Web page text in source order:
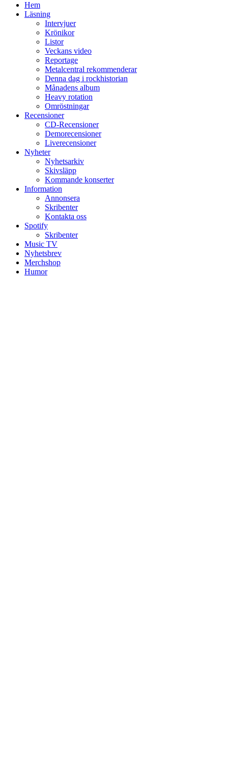
Hem
Läsning
Intervjuer
Krönikor
Listor
Veckans video
Reportage
Metalcentral rekommenderar
Denna dag i rockhistorian
Månadens album
Heavy rotation
Omröstningar
Recensioner
CD-Recensioner
Demorecensioner
Liverecensioner
Nyheter
Nyhetsarkiv
Skivsläpp
Kommande konserter
Information
Annonsera
Skribenter
Kontakta oss
Spotify
Skribenter
Music TV
Nyhetsbrev
Merchshop
Humor